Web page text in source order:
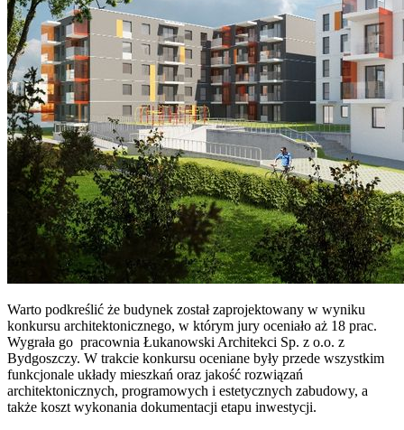
Warto podkreślić że budynek został zaprojektowany w wyniku
konkursu architektonicznego, w którym jury oceniało aż 18 prac.
Wygrała go pracownia Łukanowski Architekci Sp. z o.o. z
Bydgoszczy. W trakcie konkursu oceniane były przede wszystkim
funkcjonale układy mieszkań oraz jakość rozwiązań
architektonicznych, programowych i estetycznych zabudowy, a
także koszt wykonania dokumentacji etapu inwestycji.